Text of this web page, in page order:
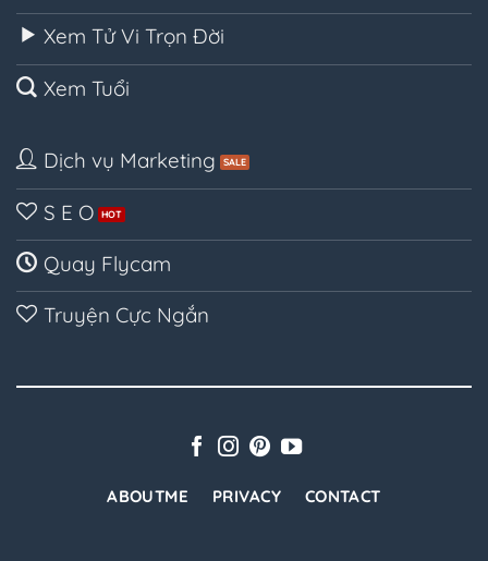
Xem Tử Vi Trọn Đời
Xem Tuổi
Dịch vụ Marketing
S E O
Quay Flycam
Truyện Cực Ngắn
ABOUTME PRIVACY CONTACT